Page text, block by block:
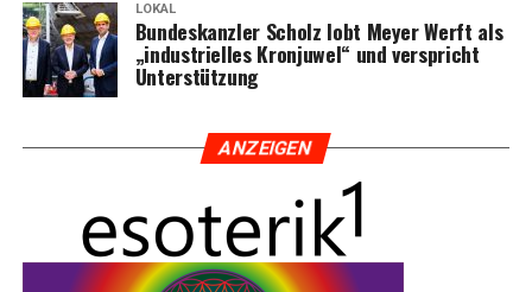
LOKAL
Bun­des­kanz­ler Scholz lobt Mey­er Werft als
„indus­tri­el­les Kron­ju­wel“ und ver­spricht
Unterstützung
ANZEI­GEN